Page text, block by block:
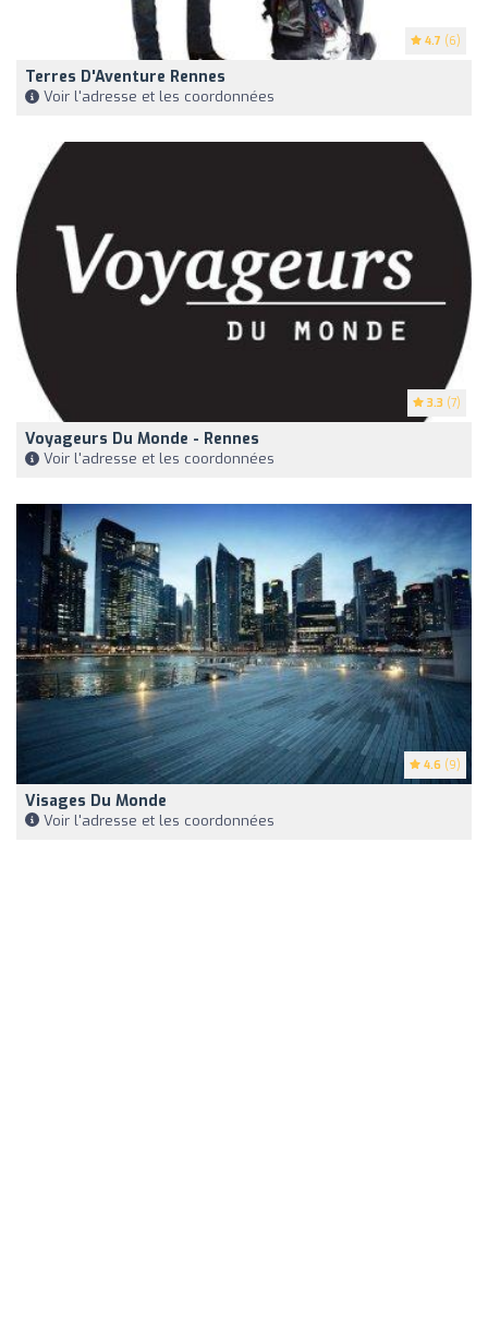
4.7 (6)
Terres D'Aventure Rennes
Voir l'adresse et les coordonnées
3.3 (7)
Voyageurs Du Monde - Rennes
Voir l'adresse et les coordonnées
4.6 (9)
Visages Du Monde
Voir l'adresse et les coordonnées